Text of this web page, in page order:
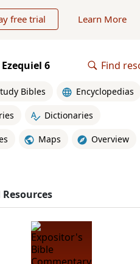
free trial Learn More
Ezequiel 6 Find
Bibles Encyclopedias
Dictionaries
Maps Overview